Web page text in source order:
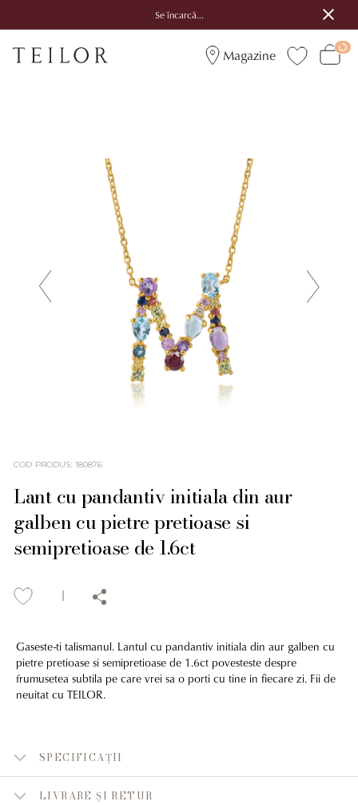
Se încarcă...
Magazine
COD PRODUS: 180876
Lant cu pandantiv initiala din aur
galben cu pietre pretioase si
semipretioase de 1.6ct
Gaseste-ti talismanul. Lantul cu pandantiv initiala din aur galben cu
pietre pretioase si semipretioase de 1.6ct povesteste despre
frumusetea subtila pe care vrei sa o porti cu tine in fiecare zi. Fii de
neuitat cu TEILOR.
SPECIFICAȚII
LIVRARE ȘI RETUR